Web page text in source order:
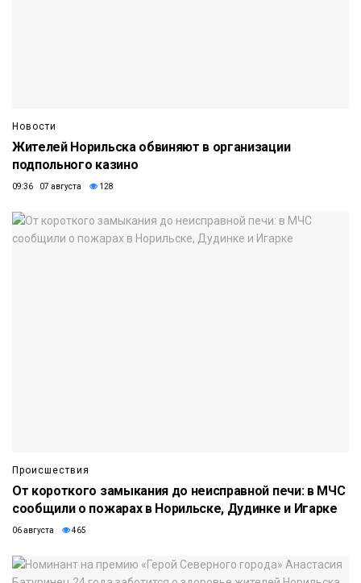
Новости
Жителей Норильска обвиняют в организации
подпольного казино
09:36 07 августа 128
Происшествия
От короткого замыкания до неисправной печи: в МЧС
сообщили о пожарах в Норильске, Дудинке и Игарке
06 августа 465